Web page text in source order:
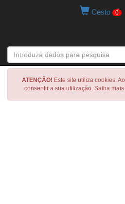
Cesto 0
ATENÇÃO! Este site utiliza cookies.
consentir a sua utilização. Saiba